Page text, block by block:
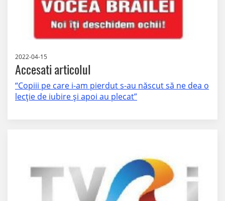
2022-04-15
Accesati articolul
“Copiii pe care i-am pierdut s-au născut să ne dea o
lecţie de iubire şi apoi au plecat”